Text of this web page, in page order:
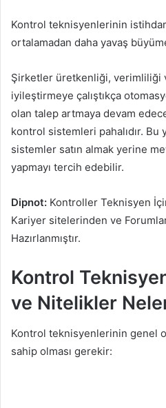
Kontrol teknisyenlerinin
ortalamadan daha yavaş
Şirketler üretkenliği, verimliliği
iyileştirmeye çalıştıkça
olan talep artmaya devam
kontrol sistemleri pahalıdır. Bu
sistemler satın almak yerine
yapmayı tercih edebilir.
Dipnot: Kontroller Teknisyen
Kariyer sitelerinden ve
Hazırlanmıştır.
Kontrol
ve Nitelikler
Kontrol teknisyenlerinin genel
sahip olması gerekir: